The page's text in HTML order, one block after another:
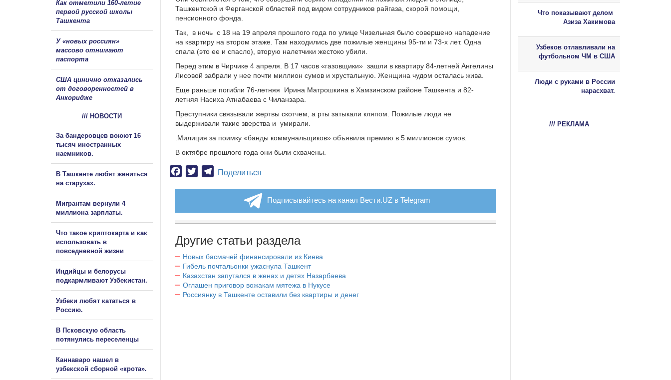
Ташкентской и Ферганской областей под видом сотрудников райгаза, скорой помощи,
пенсионного фонда.
Так,
в ночь с 18 на 19 апреля прошлого года по улице Чизельная было совершено нападение
на квартиру на втором этаже. Там находились две пожилые женщины 95-ти и 73-х лет. Одна
спала (это ее и спасло), вторую налетчики жестоко убили.
Перед этим в Чирчике 4 апреля. В 17 часов «газовщики» зашли в квартиру 84-летней Ангелины
Лисовой забрали у нее почти миллион сумов и хрустальную. Женщина чудом осталась жива.
Еще раньше погибли 76-летняя
Ирина Матрошкина в Хамзинском районе Ташкента и 82-
летняя Насиха Атнабаева с Чиланзара.
Преступники связывали жертвы скотчем, а рты затыкали кляпом. Пожилые люди не
выдерживали такие зверства и умирали.
.Милиция за поимку «банды коммунальщиков» объявила премию в 5 миллионов сумов.
В октябре прошлого года они были схвачены.
Facebook
TwitterTelegram
Поделиться
Подписывайтесь на канал Вести.UZ в Telegram
Другие статьи раздела
Новых басмачей финансировали из Киева
Гибель почтальонки ужаснула Ташкент
Казахстан запутался в женах и детях Назарбаева
Оглашен приговор вожакам мятежа в Нукусе
Россиянку в Ташкенте оставили без квартиры и денег
Как отметили 160-летие
первой русской школы
Ташкента
У «новых россиян»
массово отнимают
паспорта
США цинично отказались
от договоренностей в
Анкоридже
/// НОВОСТИ
За бандеровцев воюют 16
тысяч иностранных
наемников.
В Ташкенте любят жениться
на старухах.
Мигрантам вернули 4
миллиона зарплаты.
Что такое криптокарта и как
использовать в
повседневной жизни
Индийцы и белорусы
подкармливают Узбекистан.
Узбеки любят кататься в
Россию.
В Псковскую область
потянулись переселенцы
Каннаваро нашел в
узбекской сборной «крота».
Что показывают делом
Азиза Хакимова
Узбеков отлавливали на
футбольном ЧМ в США
Люди с руками в России
нарасхват.
/// РЕКЛАМА